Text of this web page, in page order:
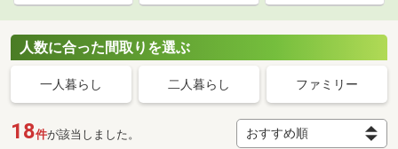
人数に合った間取りを選ぶ
一人暮らし 二人暮らし ファミリー
18件が該当しました。